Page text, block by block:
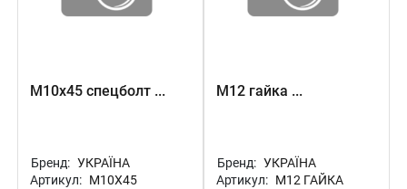
М10х45 спецболт ...
Бренд: УКРАЇНА
Артикул: М10Х45
М12 гайка ...
Бренд: УКРАЇНА
Артикул: М12 ГАЙКА